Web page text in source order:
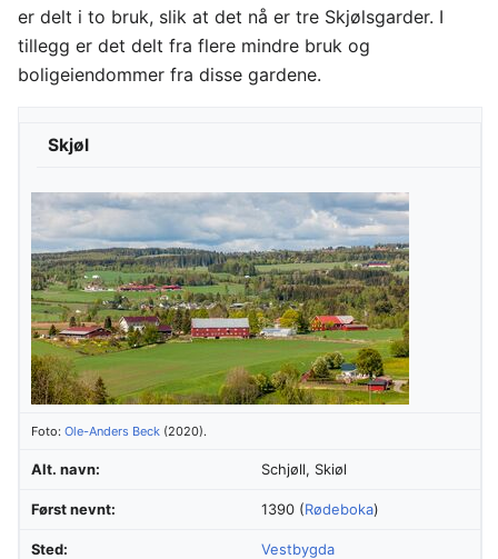
er delt i to bruk, slik at det nå er tre Skjølsgarder. I
tillegg er det delt fra flere mindre bruk og
boligeiendommer fra disse gardene.
Skjøl
Foto: Ole-Anders Beck (2020).
Alt. navn: Schjøll, Skiøl
Først nevnt: 1390 (Rødeboka)
Sted: Vestbygda